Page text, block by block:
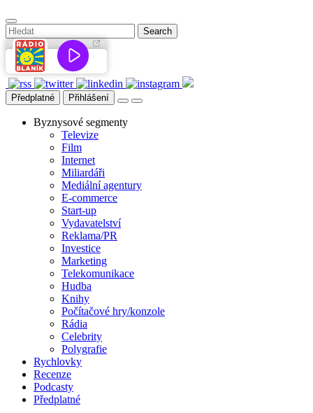
Předplatné Přihlášení
Byznysové segmenty
Televize
Film
Internet
Miliardáři
Mediální agentury
E-commerce
Start-up
Vydavatelství
Reklama/PR
Investice
Marketing
Telekomunikace
Hudba
Knihy
Počítačové hry/konzole
Rádia
Celebrity
Polygrafie
Rychlovky
Recenze
Podcasty
Předplatné